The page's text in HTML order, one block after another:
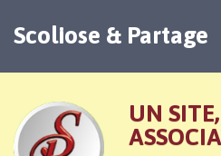
Scoliose & Partage
UN